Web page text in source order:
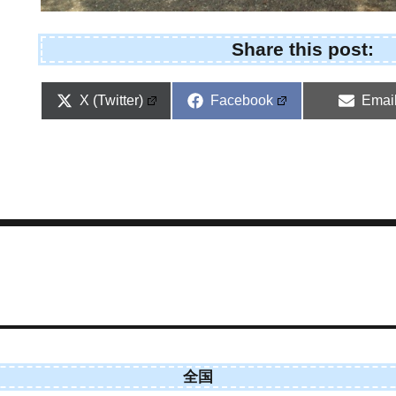
Share this post:
Share
X (Twitter)
Share
Facebook
Share
Email
全国